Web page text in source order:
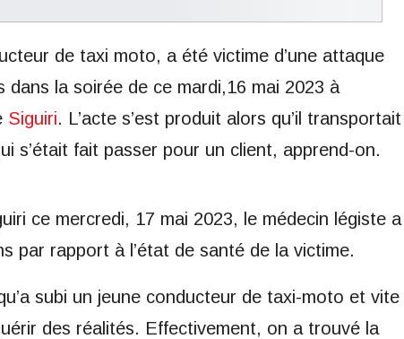
de taxi moto, a été victime d’une attaque
la soirée de ce mardi,16 mai 2023 à
Siguiri. L’acte s’est produit alors qu’il transportait
s’était fait passer pour un client, apprend-on.
ce mercredi, 17 mai 2023, le médecin légiste a
par rapport à l’état de santé de la victime.
subi un jeune conducteur de taxi-moto et vite
des réalités. Effectivement, on a trouvé la